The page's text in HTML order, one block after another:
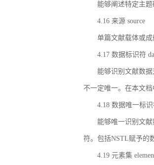
能够阐述特定主
4.16 来源 source
单篇文献载体或
4.17 数据标识符
能够识别文献数
不一定唯一。在本文
4.18 数据唯一标
能够唯一识别文
符。包括NSTL赋予的
4.19 元素集